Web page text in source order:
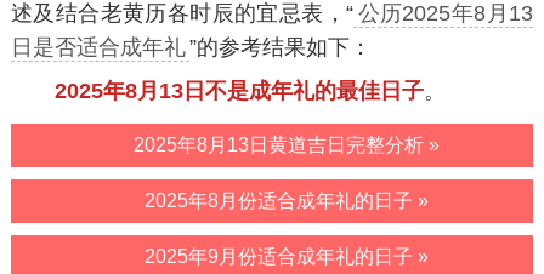
述及结合老黄历各时辰的宜忌表，“ 公历2025年8月13
日是否适合成年礼”的参考结果如下：
2025年8月13日不是成年礼的最佳日子。
2025年8月13日黄道吉日完整分析 »
2025年8月份适合成年礼的日子 »
2025年9月份适合成年礼的日子 »